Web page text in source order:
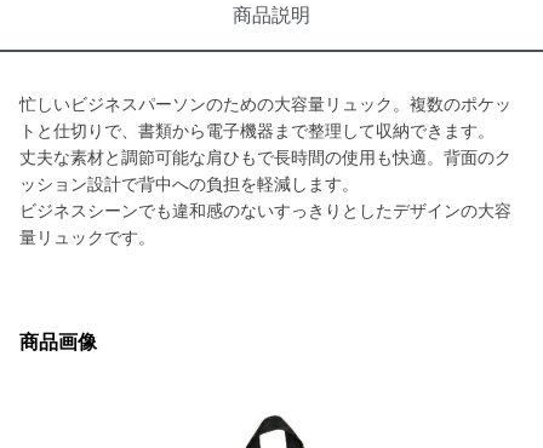
商品説明
忙しいビジネスパーソンのための大容量リュック。複数のポケッ
トと仕切りで、書類から電子機器まで整理して収納できます。
丈夫な素材と調節可能な肩ひもで長時間の使用も快適。背面のク
ッション設計で背中への負担を軽減します。
ビジネスシーンでも違和感のないすっきりとしたデザインの大容
量リュックです。
商品画像